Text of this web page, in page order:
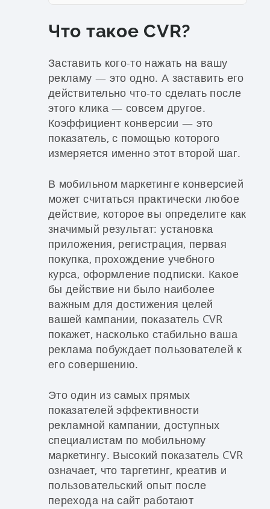
Что такое CVR?
Заставить кого-то нажать на вашу
рекламу — это одно. А заставить его
действительно что-то сделать после
этого клика — совсем другое.
Коэффициент конверсии — это
показатель, с помощью которого
измеряется именно этот второй шаг.
В мобильном маркетинге конверсией
может считаться практически любое
действие, которое вы определите как
значимый результат: установка
приложения, регистрация, первая
покупка, прохождение учебного
курса, оформление подписки. Какое
бы действие ни было наиболее
важным для достижения целей
вашей кампании, показатель CVR
покажет, насколько стабильно ваша
реклама побуждает пользователей к
его совершению.
Это один из самых прямых
показателей эффективности
рекламной кампании, доступных
специалистам по мобильному
маркетингу. Высокий показатель CVR
означает, что таргетинг, креатив и
пользовательский опыт после
перехода на сайт работают